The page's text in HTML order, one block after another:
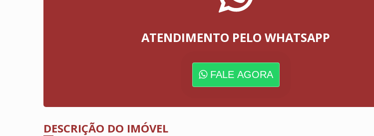
ATENDIMENTO PELO WHATSAPP
FALE AGORA
DESCRIÇÃO DO IMÓVEL